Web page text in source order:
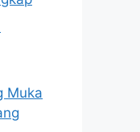
Muka